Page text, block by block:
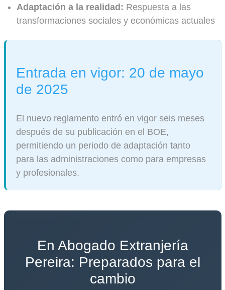
Adaptación a la realidad: Respuesta a las
transformaciones sociales y económicas actuales
Entrada en vigor: 20 de mayo
de 2025
El nuevo reglamento entró en vigor seis meses
después de su publicación en el BOE,
permitiendo un periodo de adaptación tanto
para las administraciones como para empresas
y profesionales.
En Abogado Extranjería
Pereira: Preparados para el
cambio